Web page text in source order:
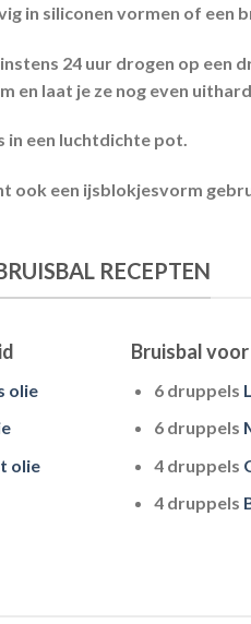
in siliconen vormen of een
24 uur drogen op een
en laat je ze nog even
in een luchtdichte pot.
ook een ijsblokjesvorm
RECEPTEN
olie
olie
Bruisbal
6 druppels
6 druppels
4 druppels
4 druppels